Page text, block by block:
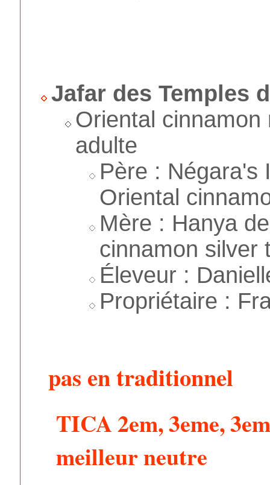
Jafar des Temples
Oriental cinnamon
adulte
Père : Négara's
Oriental
Mère : Hanya
cinnamon silver
Éleveur :
Propriétaire :
pas en traditionnel
TICA 2em, 3eme,
meilleur neutre